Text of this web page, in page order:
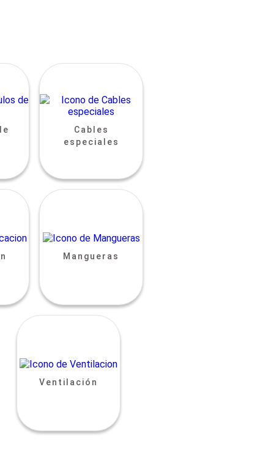
Cables
especiales
Mangueras
Ventilación